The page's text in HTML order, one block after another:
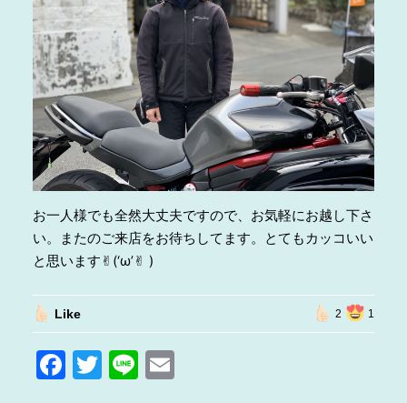
お一人様でも全然大丈夫ですので、お気軽にお越し下さ
い。またのご来店をお待ちしてます。とてもカッコいい
と思います✌︎(‘ω’✌︎ )
Like 2 1
F T Li E